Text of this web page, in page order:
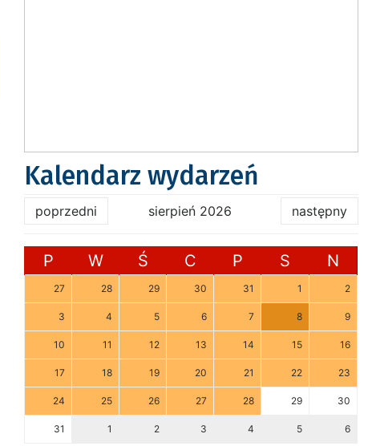
Kalendarz wydarzeń
poprzedni sierpień 2026 następny
P W Ś C P S N
27 28 29 30 31 1 2
3 4 5 6 7 8 9
10 11 12 13 14 15 16
17 18 19 20 21 22 23
24 25 26 27 28 29 30
31 1 2 3 4 5 6